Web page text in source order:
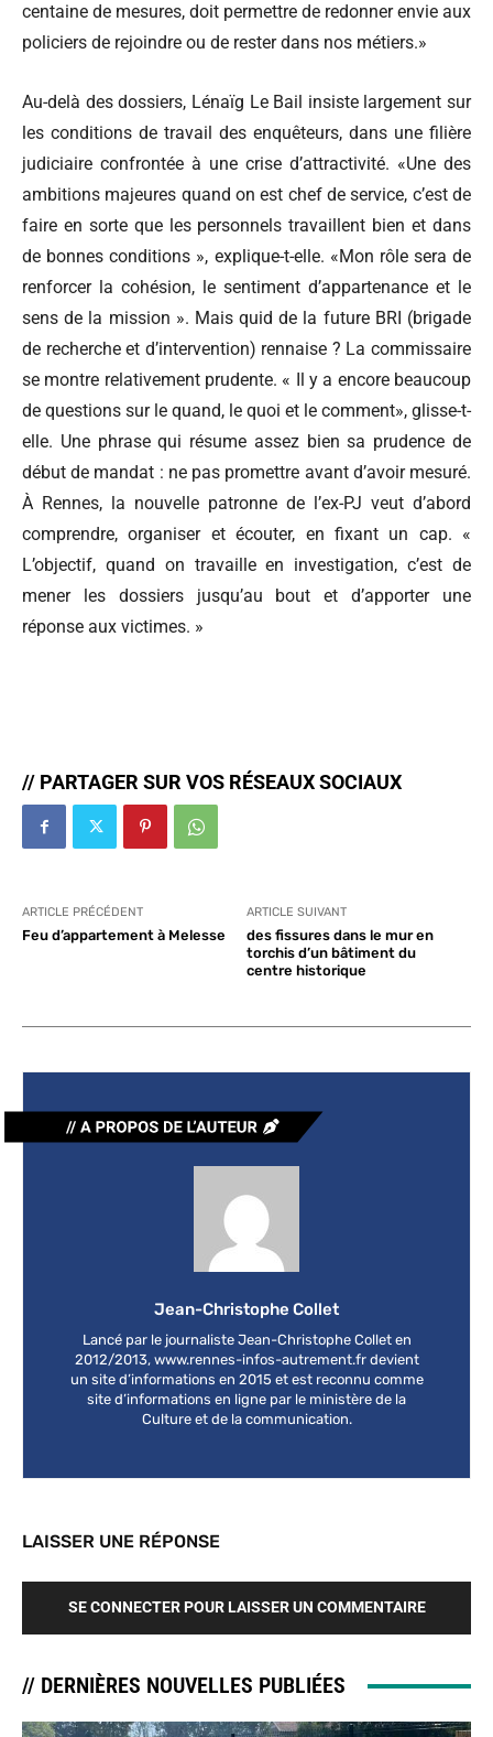
centaine de mesures, doit permettre de redonner envie aux
policiers de rejoindre ou de rester dans nos métiers.»
Au-delà des dossiers, Lénaïg Le Bail insiste largement sur
les conditions de travail des enquêteurs, dans une filière
judiciaire confrontée à une crise d’attractivité. «Une des
ambitions majeures quand on est chef de service, c’est de
faire en sorte que les personnels travaillent bien et dans
de bonnes conditions », explique-t-elle. «Mon rôle sera de
renforcer la cohésion, le sentiment d’appartenance et le
sens de la mission ». Mais quid de la future BRI (brigade
de recherche et d’intervention) rennaise ? La commissaire
se montre relativement prudente. « Il y a encore beaucoup
de questions sur le quand, le quoi et le comment», glisse-t-
elle. Une phrase qui résume assez bien sa prudence de
début de mandat : ne pas promettre avant d’avoir mesuré.
À Rennes, la nouvelle patronne de l’ex-PJ veut d’abord
comprendre, organiser et écouter, en fixant un cap. «
L’objectif, quand on travaille en investigation, c’est de
mener les dossiers jusqu’au bout et d’apporter une
réponse aux victimes. »
// PARTAGER SUR VOS RÉSEAUX SOCIAUX
ARTICLE PRÉCÉDENT
Feu d’appartement à Melesse
ARTICLE SUIVANT
des fissures dans le mur en
torchis d’un bâtiment du
centre historique
Jean-Christophe Collet
Lancé par le journaliste Jean-Christophe Collet en
2012/2013, www.rennes-infos-autrement.fr devient
un site d’informations en 2015 et est reconnu comme
site d’informations en ligne par le ministère de la
Culture et de la communication.
LAISSER UNE RÉPONSE
SE CONNECTER POUR LAISSER UN COMMENTAIRE
// DERNIÈRES NOUVELLES PUBLIÉES